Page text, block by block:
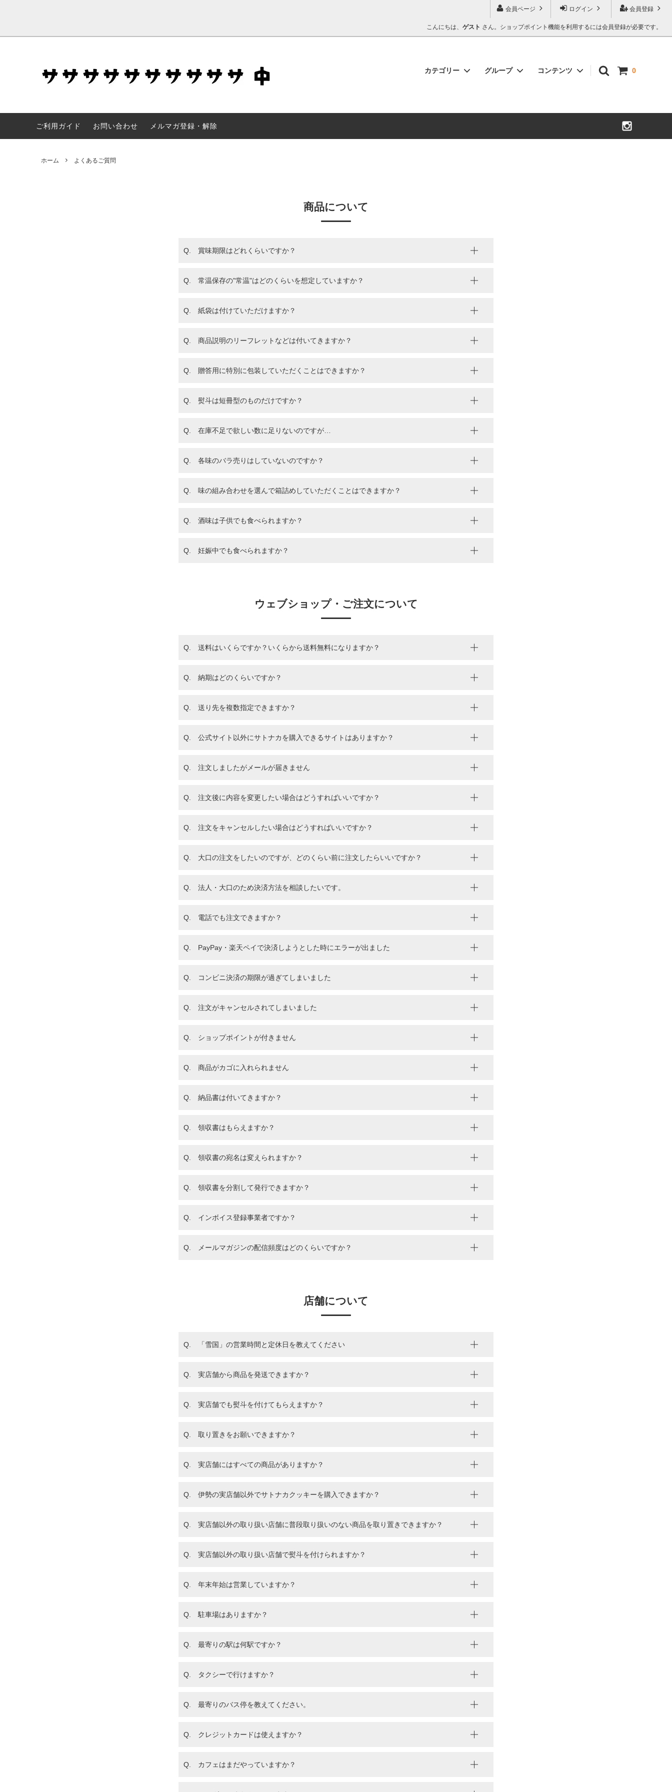
会員登録
ログイン
会員ページ
こんにちは、 ゲスト さん。ショップポイント機能を利用するには会員登録が必要です。
0
カテゴリー
アウトレット
グループ コンテンツ
よくあるご質問 大口・法人のお客様へ
ご利用ガイド お問い合わせ メルマガ登録・解除
ホーム よくあるご質問
商品について
Q. 賞味期限はどれくらいですか？
Q. 常温保存の"常温"はどのくらいを想定していますか？
Q. 紙袋は付けていただけますか？
Q. 商品説明のリーフレットなどは付いてきますか？
Q. 贈答用に特別に包装していただくことはできますか？
Q. 熨斗は短冊型のものだけですか？
Q. 在庫不足で欲しい数に足りないのですが…
Q. 各味のバラ売りはしていないのですか？
Q. 味の組み合わせを選んで箱詰めしていただくことはできますか？
Q. 酒味は子供でも食べられますか？
Q. 妊娠中でも食べられますか？
ウェブショップ・ご注文について
Q. 送料はいくらですか？いくらから送料無料になりますか？
Q. 納期はどのくらいですか？
Q. 送り先を複数指定できますか？
Q. 公式サイト以外にサトナカを購入できるサイトはありますか？
楽天市場店
Q. 注文しましたがメールが届きません
Q. 注文後に内容を変更したい場合はどうすればいいですか？
Q. 注文をキャンセルしたい場合はどうすればいいですか？
Q. 大口の注文をしたいのですが、どのくらい前に注文したらいいですか？
Q. 法人・大口のため決済方法を相談したいです。
Q. 電話でも注文できますか？
Q. PayPay・楽天ペイで決済しようとした時にエラーが出ました
Q. コンビニ決済の期限が過ぎてしまいました
Q. 注文がキャンセルされてしまいました
Q. ショップポイントが付きません
Q. 商品がカゴに入れられません
Q. 納品書は付いてきますか？
Q. 領収書はもらえますか？
Q. 領収書の宛名は変えられますか？
Q. 領収書を分割して発行できますか？
Q. インボイス登録事業者ですか？
Q. メールマガジンの配信頻度はどのくらいですか？
店舗について
Q. 「雪国」の営業時間と定休日を教えてください
Q. 実店舗から商品を発送できますか？
Q. 実店舗でも熨斗を付けてもらえますか？
Q. 取り置きをお願いできますか？
Q. 実店舗にはすべての商品がありますか？
Q. 伊勢の実店舗以外でサトナカクッキーを購入できますか？
取り扱い店舗一覧
Q. 実店舗以外の取り扱い店舗に普段取り扱いのない商品を取り置きできますか？
Q. 実店舗以外の取り扱い店舗で熨斗を付けられますか？
Q. 年末年始は営業していますか？
Q. 駐車場はありますか？
Q. 最寄りの駅は何駅ですか？
Q. タクシーで行けますか？
Q. 最寄りのバス停を教えてください。
Q. クレジットカードは使えますか？
Q. カフェはまだやっていますか？